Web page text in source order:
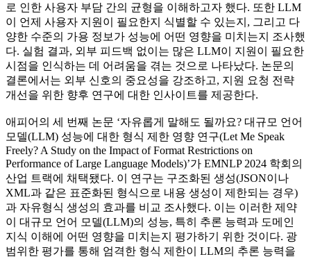
로 인한 사용자 부담 간의 균형을 이해하고자 했다. 또한 LLM
이 언제 사용자 지원이 필요한지 식별할 수 있는지, 그리고 다
양한 수준의 가용 정보가 성능에 어떤 영향을 미치는지 조사했
다. 실험 결과, 외부 피드백 없이는 많은 LLM이 지원이 필요한
시점을 인식하는 데 어려움을 겪는 것으로 나타났다. 논문의
결론에서는 외부 신호의 중요성을 강조하고, 지원 요청 전략
개선을 위한 향후 연구에 대한 인사이트를 제공한다.
애피어의 세 번째 논문 ‘자유롭게 말해도 될까요? 대규모 언어
모델(LLM) 성능에 대한 형식 제한 영향 연구(Let Me Speak
Freely? A Study on the Impact of Format Restrictions on
Performance of Large Language Models)’가 EMNLP 2024 학회의
산업 트랙에 채택됐다. 이 연구는 구조화된 생성(JSON이나
XML과 같은 표준화된 형식으로 내용 생성이 제한되는 경우)
과 자유형식 생성의 효과를 비교 조사했다. 이는 이러한 제약
이 대규모 언어 모델(LLM)의 성능, 특히 추론 능력과 도메인
지식 이해에 어떤 영향을 미치는지 평가하기 위한 것이다. 광
범위한 평가를 통해 엄격한 형식 제한이 LLM의 추론 능력을